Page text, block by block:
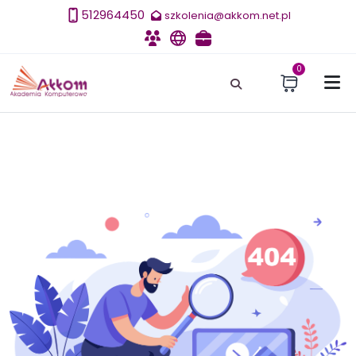
512964450 szkolenia@akkom.net.pl
SzkoleniaE-learningSzkolenia dla firm
0